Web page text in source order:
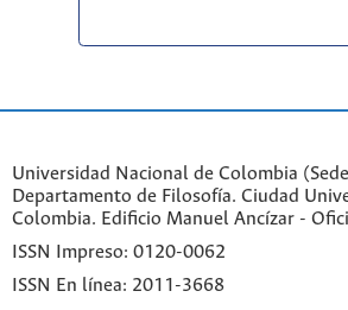
Universidad Nacional de Colombia
Departamento de Filosofía. Ciudad
Colombia. Edificio Manuel Ancízar -
ISSN Impreso: 0120-0062
ISSN En línea: 2011-3668